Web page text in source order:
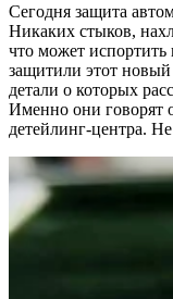
Сегодня защита
Никаких стыков,
что может
защитили этот
детали о которых
Именно они говорят
детейлинг-центра.